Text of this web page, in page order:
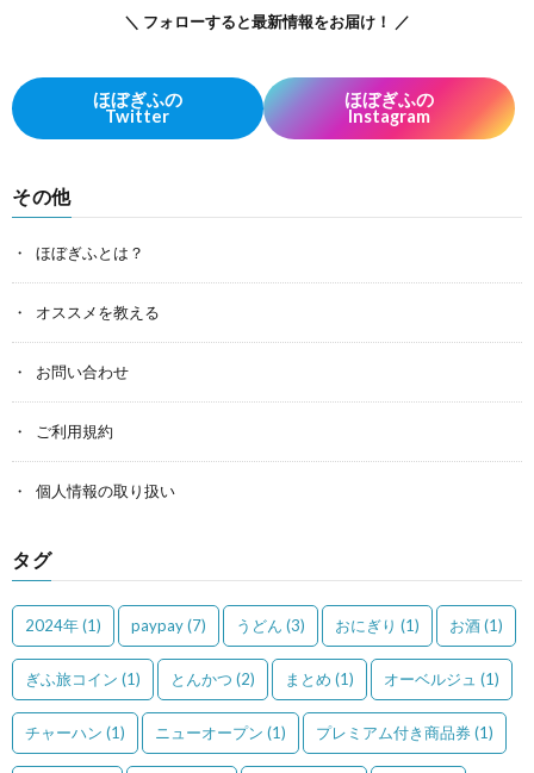
＼ フォローすると最新情報をお届け！ ／
ほぼぎふの
Twitter
ほぼぎふの
Instagram
その他
ほぼぎふとは？
オススメを教える
お問い合わせ
ご利用規約
個人情報の取り扱い
タグ
2024年(1) paypay(7) うどん (3) おにぎり (1) お酒(1)
ぎふ旅コイン (1) とんかつ (2) まとめ (1) オーベルジュ (1)
チャーハン (1) ニューオープン (1) プレミアム付き商品券(1)